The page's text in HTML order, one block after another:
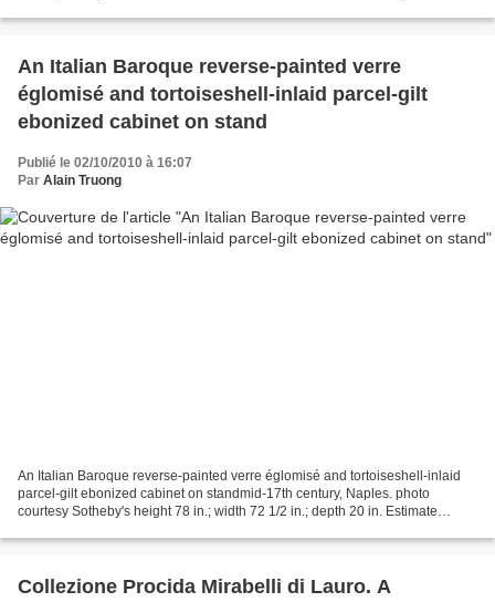
An Italian Baroque reverse-painted verre
églomisé and tortoiseshell-inlaid parcel-gilt
ebonized cabinet on stand
Publié le 02/10/2010 à 16:07
Par Alain Truong
An Italian Baroque reverse-painted verre églomisé and tortoiseshell-inlaid
parcel-gilt ebonized cabinet on standmid-17th century, Naples. photo
courtesy Sotheby's height 78 in.; width 72 1/2 in.; depth 20 in. Estimate
Collezione Procida Mirabelli di Lauro. A